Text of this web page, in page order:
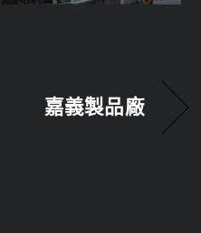
嘉義製品廠